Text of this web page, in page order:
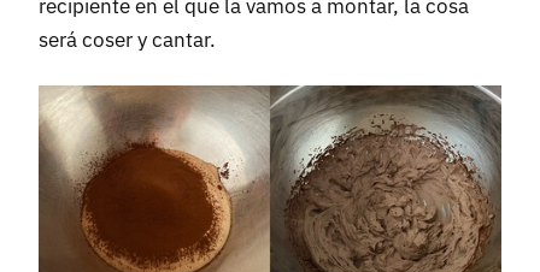
recipiente en el que la vamos a montar, la cosa
será coser y cantar.